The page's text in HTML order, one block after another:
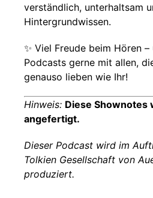
verständlich, unterhaltsam
Hintergrundwissen.
✨ Viel Freude beim Hören
Podcasts gerne mit allen,
genauso lieben wie Ihr!
Hinweis: Diese Shownotes
angefertigt.
Dieser Podcast wird im
Tolkien Gesellschaft von
produziert.